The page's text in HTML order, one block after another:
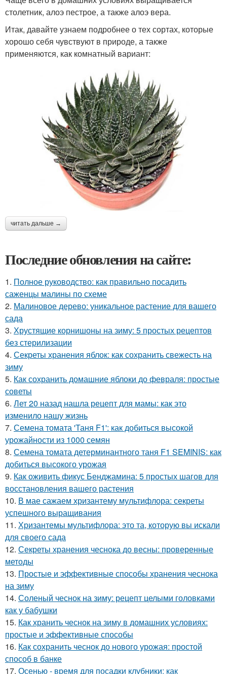
столетник, алоэ пестрое, а также алоэ вера.
Итак, давайте узнаем подробнее о тех сортах, которые
хорошо себя чувствуют в природе, а также
применяются, как комнатный вариант:
читать дальше →
Последние обновления на сайте:
1. Полное руководство: как правильно посадить
саженцы малины по схеме
2. Малиновое дерево: уникальное растение для вашего
сада
3. Хрустящие корнишоны на зиму: 5 простых рецептов
без стерилизации
4. Секреты хранения яблок: как сохранить свежесть на
зиму
5. Как сохранить домашние яблоки до февраля: простые
советы
6. Лет 20 назад нашла рецепт для мамы: как это
изменило нашу жизнь
7. Семена томата 'Таня F1': как добиться высокой
урожайности из 1000 семян
8. Семена томата детерминантного таня F1 SEMINIS: как
добиться высокого урожая
9. Как оживить фикус Бенджамина: 5 простых шагов для
восстановления вашего растения
10. В мае сажаем хризантему мультифлора: секреты
успешного выращивания
11. Хризантемы мультифлора: это та, которую вы искали
для своего сада
12. Секреты хранения чеснока до весны: проверенные
методы
13. Простые и эффективные способы хранения чеснока
на зиму
14. Соленый чеснок на зиму: рецепт целыми головками
как у бабушки
15. Как хранить чеснок на зиму в домашних условиях:
простые и эффективные способы
16. Как сохранить чеснок до нового урожая: простой
способ в банке
17. Осенью - время для посадки клубники: как